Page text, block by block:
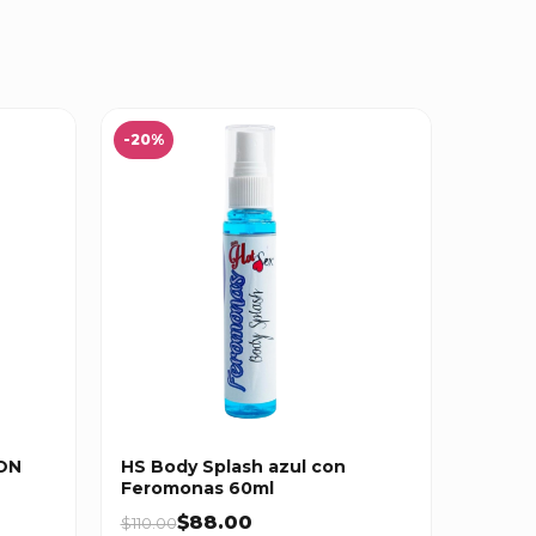
-20%
HS Body Splash azul con
Feromonas 60ml
$110.00$88.00